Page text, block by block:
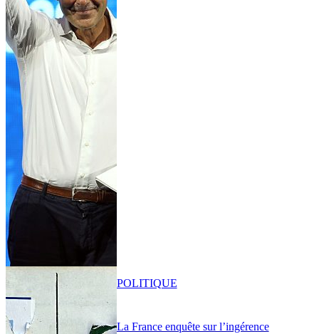
La France enquête sur l’ingérence
POLITIQUE